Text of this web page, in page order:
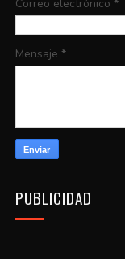
Correo electrónico *
Mensaje *
PUBLICIDAD